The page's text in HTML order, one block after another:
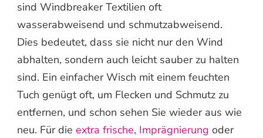
sind Windbreaker Textilien oft
wasserabweisend und schmutzabweisend.
Dies bedeutet, dass sie nicht nur den Wind
abhalten, sondern auch leicht sauber zu halten
sind. Ein einfacher Wisch mit einem feuchten
Tuch genügt oft, um Flecken und Schmutz zu
entfernen, und schon sehen Sie wieder aus wie
neu. Für die extra frische, Imprägnierung oder